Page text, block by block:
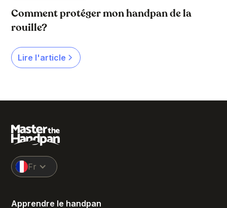
Comment protéger mon handpan de la
rouille?
Lire l'article
Fr
Apprendre le handpan